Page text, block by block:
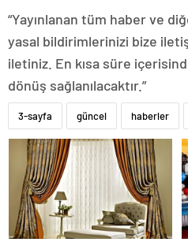
“Yayınlanan tüm haber ve
yasal bildirimlerinizi bize
iletiniz. En kısa süre
dönüş sağlanılacaktır.”
3-sayfa güncel haberler